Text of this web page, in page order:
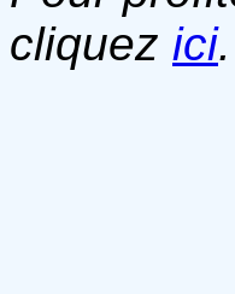
cliquez ici.